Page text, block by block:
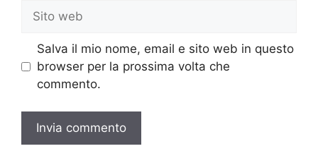
Sito
web
Salva il mio nome, email e sito web in questo
browser per la prossima volta che
commento.